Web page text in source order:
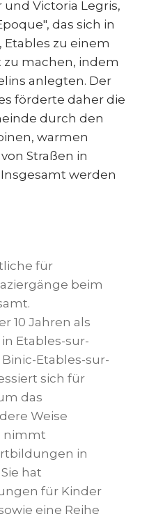
und Victoria Legris,
das sich in
zu einem
machen, indem
anlegten. Der
förderte daher die
durch den
warmen
Straßen in
werden
für
beim
10 Jahren als
Etables-sur-
Etables-sur-
sich für
das
Weise
nimmt
in
hat
für Kinder
eine Reihe